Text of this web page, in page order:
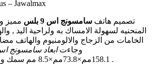
– Jawalmax
تصميم هاتف سامسونج اس 9 بلس
مميز
المنحنيه لسهولة الامساك به ولراحية اليد
الخامات من الزجاج والالومنيوم والهاتف مضاد
IP68 وجاءتابعاد سامسونج اس 9
158.1مم×73.8مم×8.5 مم سمك ووزن الهاتف 189 جرام .